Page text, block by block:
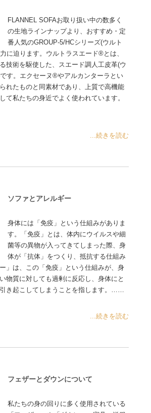
FLANNEL SOFAお取り扱い中の数多く
の生地ラインナップより、おすすめ・定
番人気のGROUP-5/HCシリーズ(ウルト
に迫ります。ウルトラスエード®とは、
技術を駆使した、スエード調人工皮革(ウ
す。エクセーヌ®やアルカンターラとい
れたものと同素材であり、上質で高機能
て私たちの身近でよく使われています。
...続きを読む
ソファとアレルギー
身体には「免疫」という仕組みがありま
す。「免疫」とは、体内にウイルスや細
菌等の異物が入ってきてしまった際、身
体が「抗体」をつくり、抵抗する仕組み
」は、この「免疫」という仕組みが、身
物質に対しても過剰に反応し、身体にと
き起こしてしまうことを指します。……
...続きを読む
フェザーとダウンについて
私たちの身の回りに多く使用されている